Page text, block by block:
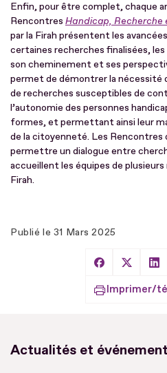
Enfin, pour être complet, chaque
Rencontres Handicap, Recherche
par la Firah présentent les
certaines recherches finalisées,
son cheminement et ses
permet de démontrer la nécessité
de recherches susceptibles de
l’autonomie des personnes
formes, et permettant ainsi leur
de la citoyenneté. Les Rencontres
permettre un dialogue entre
accueillent les équipes de
Firah.
Publié le 31 Mars 2025
Partager sur
Imprimer/
Actualités et